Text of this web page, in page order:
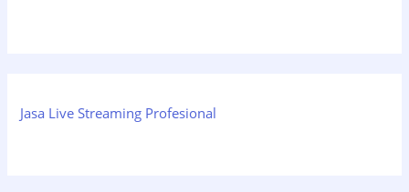
Jasa Live Streaming Profesional